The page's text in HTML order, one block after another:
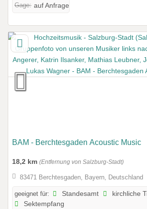
Gage: auf Anfrage
BAM - Berchtesgaden Acoustic Music
18,2 km (Entfernung von Salzburg-Stadt)
83471 Berchtesgaden, Bayern, Deutschland
geeignet für: Standesamt
kirchliche
Sektempfang